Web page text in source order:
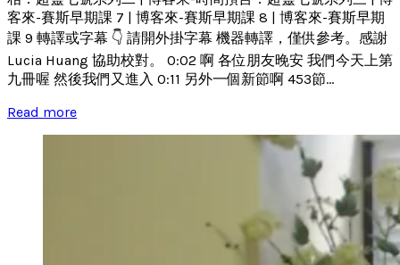
客來-賽斯早期課 7 | 博客來-賽斯早期課 8 | 博客來-賽斯早期
課 9 轉譯或字幕 👇 請開外掛字幕 機器轉譯，僅供參考。感謝
Lucia Huang 協助校對。 0:02 啊 各位朋友晚安 我們今天上第
九冊喔 然後我們又進入 0:11 另外一個新節啊 453節...
Read more